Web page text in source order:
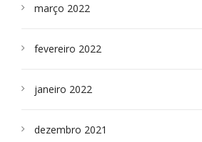
março 2022
fevereiro 2022
janeiro 2022
dezembro 2021